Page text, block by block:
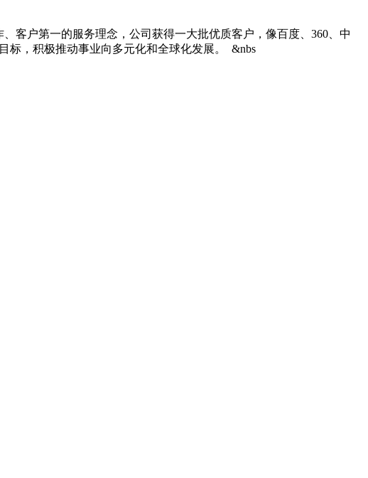
户第一的服务理念，公司获得一大批优质客户，像百度、360、中
标，积极推动事业向多元化和全球化发展。 &nbs